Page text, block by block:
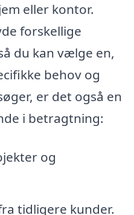
eller kontor.
forskellige
du kan vælge en,
behov og
er det også en
i betragtning:
og
tidligere kunder.